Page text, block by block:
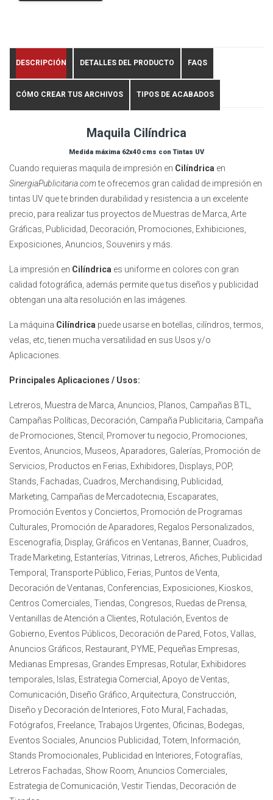
DESCRIPCIÓN DETALLES DEL PRODUCTO FAQS
CÓMO CREAR TUS ARCHIVOS TIPOS DE ACABADOS
Maquila Cilíndrica
Medida máxima 62x40 cms con Tintas UV
Cuando requieras maquila de impresión en Cilíndrica en
SinergiaPublicitaria.comte ofrecemos gran calidad de impresión en
tintas UV que te brinden durabilidad y resistencia a un excelente
precio, para realizar tus proyectos de Muestras de Marca, Arte
Gráficas, Publicidad, Decoración, Promociones, Exhibiciones,
Exposiciones, Anuncios, Souvenirs y más.
La impresión en Cilíndrica es uniforme en colores con gran
calidad fotográfica, además permite que tus diseños y publicidad
obtengan una alta resolución en las imágenes.
La máquina Cilíndrica puede usarse en botellas, cilíndros, termos,
velas, etc, tienen mucha versatilidad en sus Usos y/o
Aplicaciones.
Principales Aplicaciones / Usos:
Letreros, Muestra de Marca, Anuncios, Planos, Campañas BTL,
Campañas Políticas, Decoración, Campaña Publicitaria, Campaña
de Promociones, Stencil, Promover tu negocio, Promociones,
Eventos, Anuncios, Museos, Aparadores, Galerías, Promoción de
Servicios, Productos en Ferias, Exhibidores, Displays, POP,
Stands, Fachadas, Cuadros, Merchandising, Publicidad,
Marketing, Campañas de Mercadotecnia, Escaparates,
Promoción Eventos y Conciertos, Promoción de Programas
Culturales, Promoción de Aparadores, Regalos Personalizados,
Escenografía, Display, Gráficos en Ventanas, Banner, Cuadros,
Trade Marketing, Estanterías, Vitrinas, Letreros, Afiches, Publicidad
Temporal, Transporte Público, Ferias, Puntos de Venta,
Decoración de Ventanas, Conferencias, Exposiciones, Kioskos,
Centros Comerciales, Tiendas, Congresos, Ruedas de Prensa,
Ventanillas de Atención a Clientes, Rotulación, Eventos de
Gobierno, Eventos Públicos, Decoración de Pared, Fotos, Vallas,
Anuncios Gráficos, Restaurant, PYME, Pequeñas Empresas,
Medianas Empresas, Grandes Empresas, Rotular, Exhibidores
temporales, Islas, Estrategia Comercial, Apoyo de Ventas,
Comunicación, Diseño Gráfico, Arquitectura, Construcción,
Diseño y Decoración de Interiores, Foto Mural, Fachadas,
Fotógrafos, Freelance, Trabajos Urgentes, Oficinas, Bodegas,
Eventos Sociales, Anuncios Publicidad, Totem, Información,
Stands Promocionales, Publicidad en Interiores, Fotografías,
Letreros Fachadas, Show Room, Anuncios Comerciales,
Estrategia de Comunicación, Vestir Tiendas, Decoración de